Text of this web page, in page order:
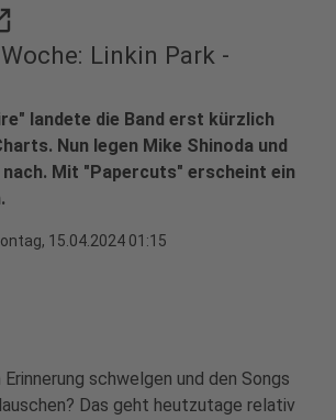
Linkin Park -
landete die Band erst kürzlich
Nun legen Mike Shinoda und
nach. Mit "Papercuts" erscheint ein
15.04.2024 01:15
Erinnerung schwelgen und den Songs
Das geht heutzutage relativ